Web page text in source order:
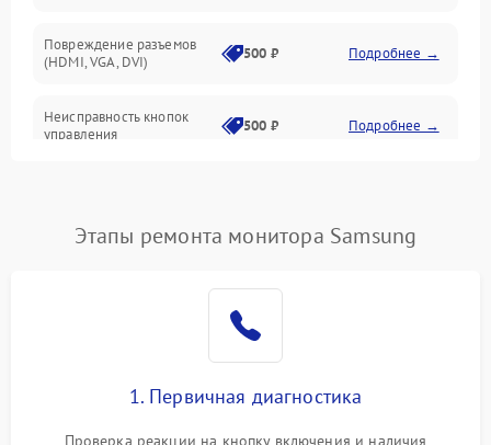
Повреждение разъемов
(HDMI, VGA, DVI)
500 ₽ Подробнее →
Неисправность кнопок
управления
500 ₽ Подробнее →
Повреждение кабеля
Подробнее →
1000 ₽
Поломка системы
автоматического
1000 ₽ Подробнее →
Этапы ремонта монитора Samsung
1. Первичная диагностика
Проверка реакции на кнопку включения и наличия